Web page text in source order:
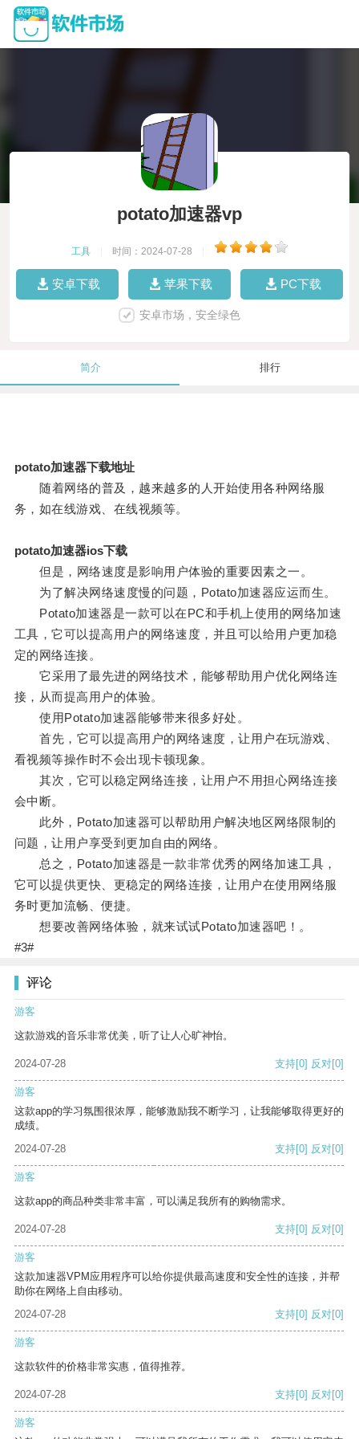
potato加速器vp
工具 时间：2024-07-28
安卓下载 苹果下载 PC下载
安卓市场，安全绿色
简介 排行
potato加速器下载地址
随着网络的普及，越来越多的人开始使用各种网络服
务，如在线游戏、在线视频等。
potato加速器ios下载
但是，网络速度是影响用户体验的重要因素之一。
为了解决网络速度慢的问题，Potato加速器应运而生。
Potato加速器是一款可以在PC和手机上使用的网络加速
工具，它可以提高用户的网络速度，并且可以给用户更加稳
定的网络连接。
它采用了最先进的网络技术，能够帮助用户优化网络连
接，从而提高用户的体验。
使用Potato加速器能够带来很多好处。
首先，它可以提高用户的网络速度，让用户在玩游戏、
看视频等操作时不会出现卡顿现象。
其次，它可以稳定网络连接，让用户不用担心网络连接
会中断。
此外，Potato加速器可以帮助用户解决地区网络限制的
问题，让用户享受到更加自由的网络。
总之，Potato加速器是一款非常优秀的网络加速工具，
它可以提供更快、更稳定的网络连接，让用户在使用网络服
务时更加流畅、便捷。
想要改善网络体验，就来试试Potato加速器吧！。
#3#
评论
游客
这款游戏的音乐非常优美，听了让人心旷神怡。
2024-07-28 支持[0] 反对[0]
游客
这款app的学习氛围很浓厚，能够激励我不断学习，让我能够取得更好的
成绩。
2024-07-28
支持[0] 反对[0]
游客
这款app的商品种类非常丰富，可以满足我所有的购物需求。
2024-07-28 支持[0] 反对[0]
游客
这款加速器VPM应用程序可以给你提供最高速度和安全性的连接，并帮
助你在网络上自由移动。
2024-07-28
支持[0] 反对[0]
游客
这款软件的价格非常实惠，值得推荐。
2024-07-28 支持[0] 反对[0]
游客